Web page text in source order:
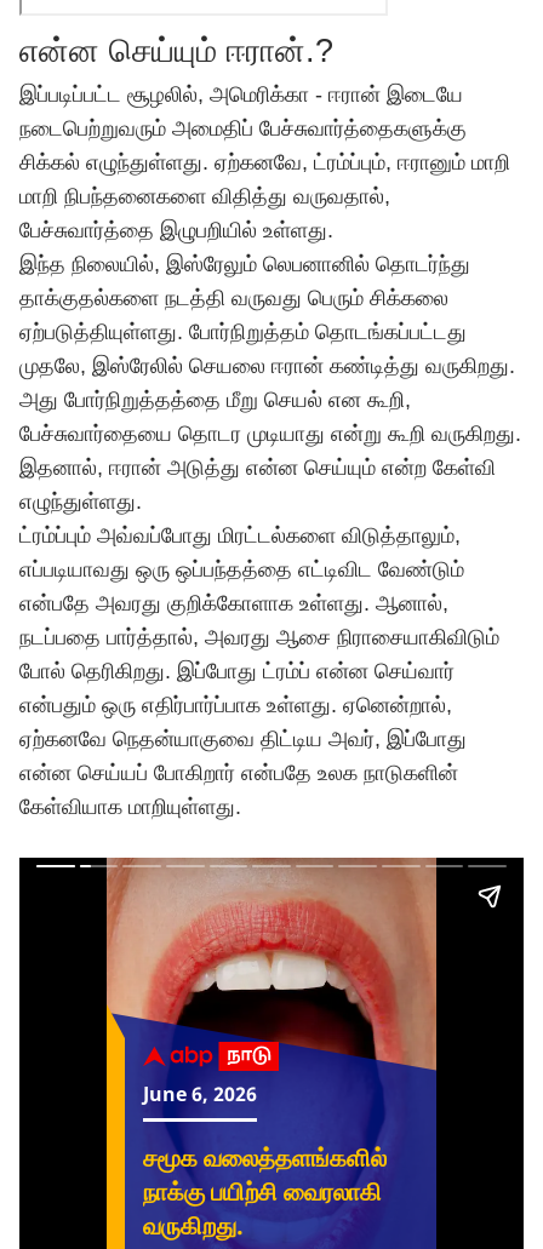
என்ன செய்யும் ஈரான்.?
இப்படிப்பட்ட சூழலில், அமெரிக்கா - ஈரான் இடையே
நடைபெற்றுவரும் அமைதிப் பேச்சுவார்த்தைகளுக்கு
சிக்கல் எழுந்துள்ளது. ஏற்கனவே, ட்ரம்ப்பும், ஈரானும் மாறி
மாறி நிபந்தனைகளை விதித்து வருவதால்,
பேச்சுவார்த்தை இழுபறியில் உள்ளது.
இந்த நிலையில், இஸ்ரேலும் லெபனானில் தொடர்ந்து
தாக்குதல்களை நடத்தி வருவது பெரும் சிக்கலை
ஏற்படுத்தியுள்ளது. போர்நிறுத்தம் தொடங்கப்பட்டது
முதலே, இஸ்ரேலில் செயலை ஈரான் கண்டித்து வருகிறது.
அது போர்நிறுத்தத்தை மீறு செயல் என கூறி,
பேச்சுவார்தையை தொடர முடியாது என்று கூறி வருகிறது.
இதனால், ஈரான் அடுத்து என்ன செய்யும் என்ற கேள்வி
எழுந்துள்ளது.
ட்ரம்ப்பும் அவ்வப்போது மிரட்டல்களை விடுத்தாலும்,
எப்படியாவது ஒரு ஒப்பந்தத்தை எட்டிவிட வேண்டும்
என்பதே அவரது குறிக்கோளாக உள்ளது. ஆனால்,
நடப்பதை பார்த்தால், அவரது ஆசை நிராசையாகிவிடும்
போல் தெரிகிறது. இப்போது ட்ரம்ப் என்ன செய்வார்
என்பதும் ஒரு எதிர்பார்ப்பாக உள்ளது. ஏனென்றால்,
ஏற்கனவே நெதன்யாகுவை திட்டிய அவர், இப்போது
என்ன செய்யப் போகிறார் என்பதே உலக நாடுகளின்
கேள்வியாக மாறியுள்ளது.